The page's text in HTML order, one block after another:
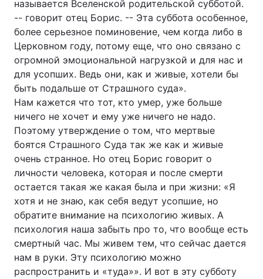
называется Вселенской родительской субботой.
-- говорит отец Борис. -- Эта суббота особенное,
более серьезное поминовение, чем когда либо в
Церковном году, потому еще, что оно связано с
огромной эмоциональной нагрузкой и для нас и
для усопших. Ведь они, как и живые, хотели бы
быть подальше от Страшного суда».
Нам кажется что тот, кто умер, уже больше
ничего не хочет и ему уже ничего не надо.
Поэтому утверждение о том, что мертвые
боятся Страшного Суда так же как и живые
очень странное. Но отец Борис говорит о
личности человека, которая и после смерти
остается такая же какая была и при жизни: «Я
хотя и не знаю, как себя ведут усопшие, но
обратите внимание на психологию живых. А
психология наша забыть про то, что вообще есть
смертный час. Мы живем тем, что сейчас дается
нам в руки. Эту психологию можно
распространить и «туда»». И вот в эту субботу